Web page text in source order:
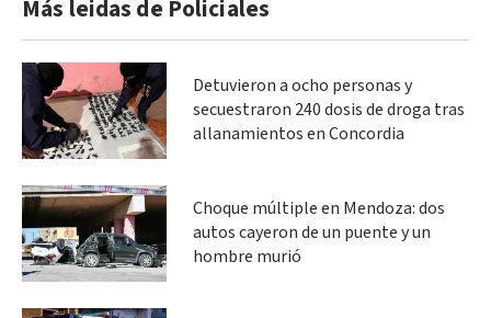
Más leidas de Policiales
Detuvieron a ocho personas y
secuestraron 240 dosis de droga tras
allanamientos en Concordia
Choque múltiple en Mendoza: dos
autos cayeron de un puente y un
hombre murió